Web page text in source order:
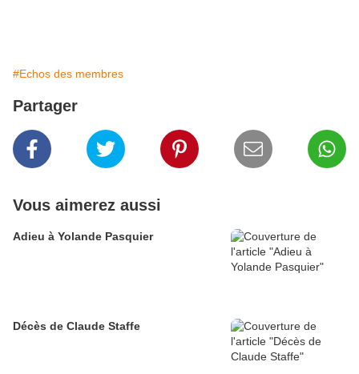
#Echos des membres
Partager
Vous aimerez aussi
Adieu à Yolande Pasquier
Décès de Claude Staffe